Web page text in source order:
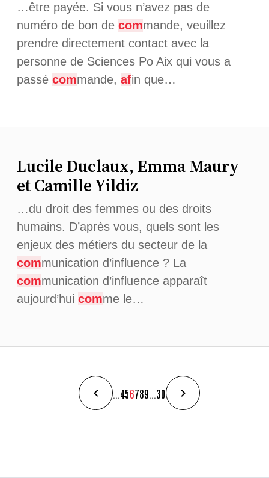
…être payée. Si vous n’avez pas de
numéro de bon de commande, veuillez
prendre directement contact avec la
personne de Sciences Po Aix qui vous a
passé commande, afin que…
Lucile Duclaux, Emma Maury
et Camille Yildiz
…du droit des femmes ou des droits
humains. D’après vous, quels sont les
enjeux des métiers du secteur de la
communication d’influence ? La
communication d’influence apparaît
aujourd’hui comme le…
456789 30